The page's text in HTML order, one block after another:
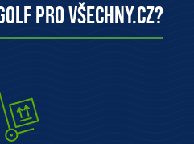
pro všechny.cz?